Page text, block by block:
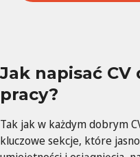
Jak napisać
pracy?
Tak jak w każdym dobrym
kluczowe sekcje, które